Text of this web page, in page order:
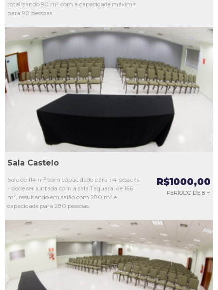
totalizando 90 m² com a capacidade máxima
para 90 pessoas.
L2
L3
L4
Sala Castelo
Sala de 114 m² com capacidade para 114 pessoas
- pode ser juntada com a sala Taquaral de 166
m², resultando em salão com 280 m² e
capacidade para 280 pessoas.
R$1000,00
PERÍODO DE 8 H
L3
L4